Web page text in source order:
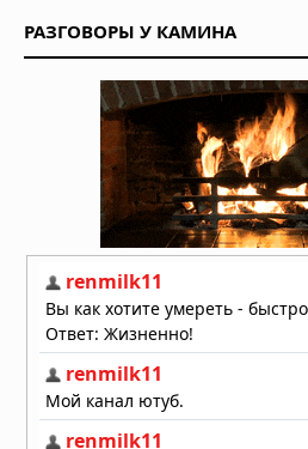
Забытая
Вчера в 06:30
Ангелы как
другого
06.08.2026 в
Аномалия
близнецов
06.08.2026 в 07:30
Басаджаун:
научивший
06.08.2026 в
РАЗГОВОРЫ У КАМИНА